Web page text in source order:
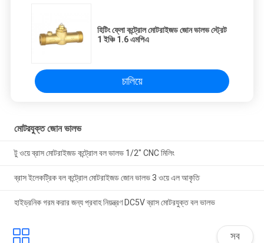
হিটিং ফ্লো কন্ট্রোল মোটরাইজড জোন ভালভ স্ট্রেট
1 ইঞ্চি 1.6 এমপিএ
চালিয়ে
মোটরযুক্ত জোন ভালভ
টু ওয়ে ব্রাস মোটরাইজড কন্ট্রোল বল ভালভ 1/2" CNC মিলিং
ব্রাস ইলেকট্রিক বল কন্ট্রোল মোটরাইজড জোন ভালভ 3 ওয়ে এল আকৃতি
হাইড্রনিক গরম করার জন্য প্রবাহ নিয়ন্ত্রণ DC5V ব্রাস মোটরযুক্ত বল ভালভ
সব